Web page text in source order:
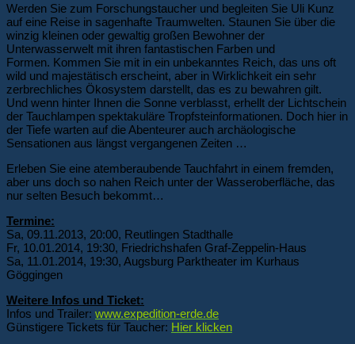
Werden Sie zum Forschungstaucher und begleiten Sie Uli Kunz
auf eine Reise in sagenhafte Traumwelten. Staunen Sie über die
winzig kleinen oder gewaltig großen Bewohner der
Unterwasserwelt mit ihren fantastischen Farben und
Formen. Kommen Sie mit in ein unbekanntes Reich, das uns oft
wild und majestätisch erscheint, aber in Wirklichkeit ein sehr
zerbrechliches Ökosystem darstellt, das es zu bewahren gilt.
Und wenn hinter Ihnen die Sonne verblasst, erhellt der Lichtschein
der Tauchlampen spektakuläre Tropfsteinformationen. Doch hier in
der Tiefe warten auf die Abenteurer auch archäologische
Sensationen aus längst vergangenen Zeiten …
Erleben Sie eine atemberaubende Tauchfahrt in einem fremden,
aber uns doch so nahen Reich unter der Wasseroberfläche, das
nur selten Besuch bekommt…
Termine:
Sa, 09.11.2013, 20:00, Reutlingen Stadthalle
Fr, 10.01.2014, 19:30, Friedrichshafen Graf-Zeppelin-Haus
Sa, 11.01.2014, 19:30, Augsburg Parktheater im Kurhaus
Göggingen
Weitere Infos und Ticket:
Infos und Trailer: www.expedition-erde.de
Günstigere Tickets für Taucher: Hier klicken